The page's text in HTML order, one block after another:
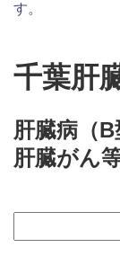
す。
千葉肝
肝臓病（B
肝臓がん